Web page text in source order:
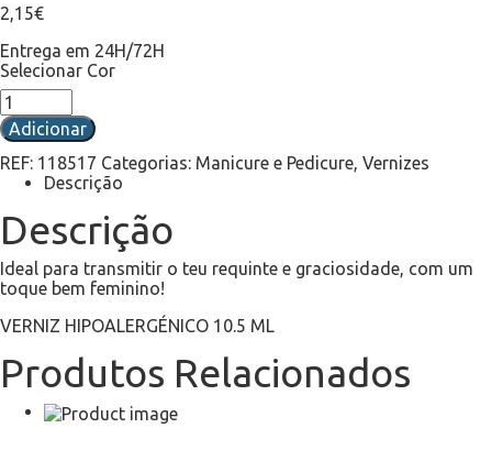
2,15€
Entrega em 24H/72H
Selecionar Cor
Adicionar
REF: 118517 Categorias: Manicure e Pedicure, Vernizes
Descrição
Descrição
Ideal para transmitir o teu requinte e graciosidade, com um
toque bem feminino!
VERNIZ HIPOALERGÉNICO 10.5 ML
Produtos Relacionados